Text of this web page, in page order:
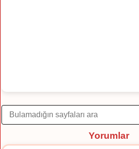
Yorumlar